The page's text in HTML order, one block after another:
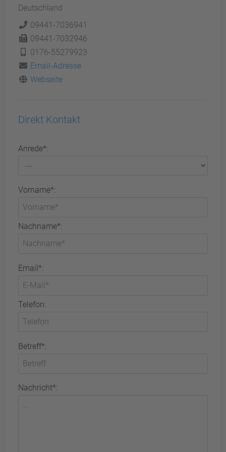
Deutschland
09441-7036941
09441-7032946
0176-55279923
Email-Adresse
Webseite
Direkt Kontakt
Anrede*:
Vorname*:
Nachname*:
Email*:
Telefon:
Betreff*:
Nachricht*: